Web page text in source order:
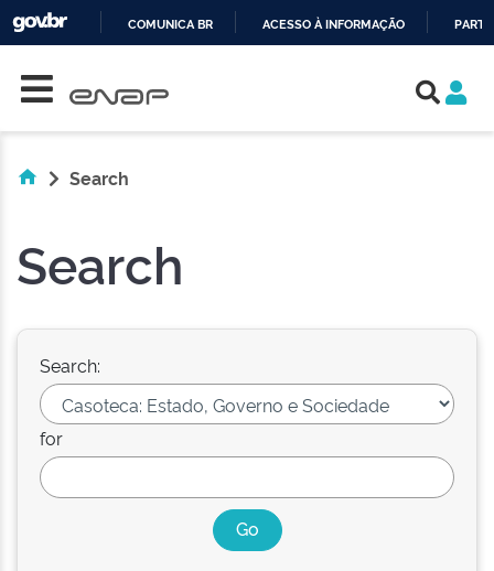
COMUNICA BR ACESSO À INFORMAÇÃO
Search
Search
Search:
for